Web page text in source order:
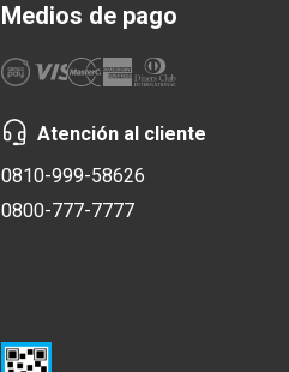
Medios de pago
Atención al cliente
0810-999-58626
0800-777-7777